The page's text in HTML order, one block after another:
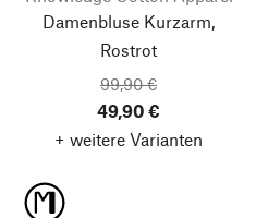
Damenbluse Kurzarm,
Rostrot
99,90 €
49,90 €
+ weitere Varianten